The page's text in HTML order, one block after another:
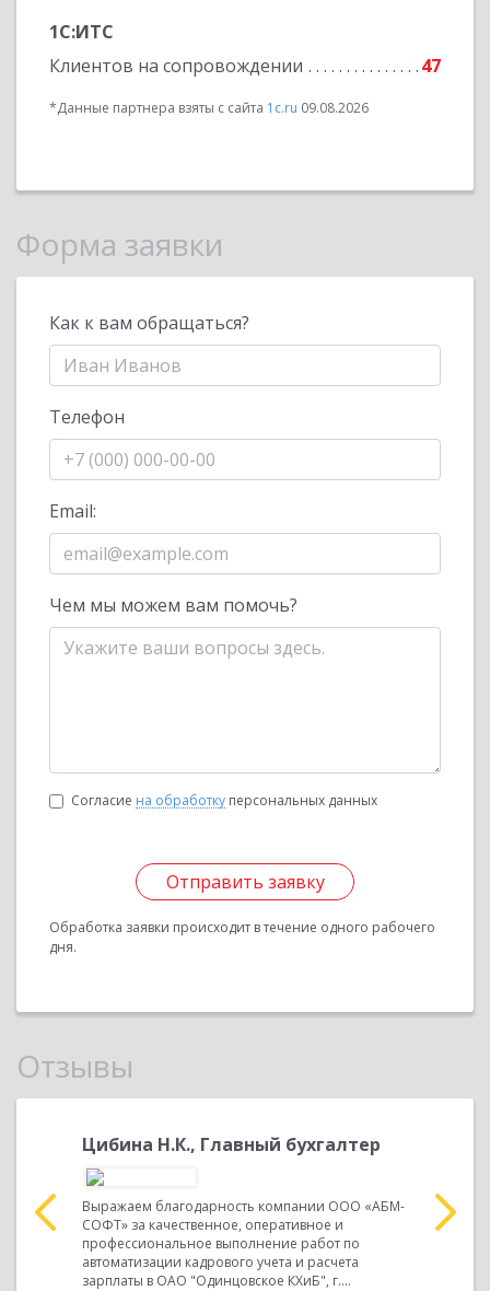
1С:ИТС
Клиентов на сопровождении
47
*Данные партнера взяты с сайта 1c.ru 09.08.2026
Форма заявки
Как к вам обращаться?
Телефон
Email:
Чем мы можем вам помочь?
Согласие на обработку персональных данных
Отправить заявку
Обработка заявки происходит в течение одного рабочего
дня.
Отзывы
«АБМ-
Цибина Н.К., Главный бухгалтер
Выражаем благодарность компании ООО «АБМ-
СОФТ» за качественное, оперативное и
профессиональное выполнение работ по
автоматизации кадрового учета и расчета
зарплаты в ОАО "Одинцовское КХиБ", г....
СОФТ» за